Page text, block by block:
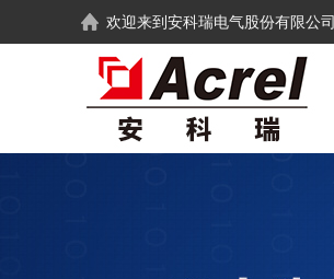
欢迎来到安科瑞电气股份有限公司